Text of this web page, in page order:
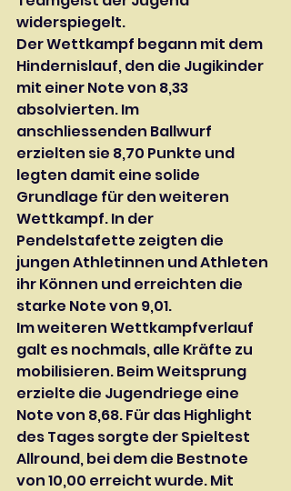
widerspiegelt.
Der Wettkampf begann mit dem
Hindernislauf, den die Jugikinder
mit einer Note von 8,33
absolvierten. Im
anschliessenden Ballwurf
erzielten sie 8,70 Punkte und
legten damit eine solide
Grundlage für den weiteren
Wettkampf. In der
Pendelstafette zeigten die
jungen Athletinnen und Athleten
ihr Können und erreichten die
starke Note von 9,01.
Im weiteren Wettkampfverlauf
galt es nochmals, alle Kräfte zu
mobilisieren. Beim Weitsprung
erzielte die Jugendriege eine
Note von 8,68. Für das Highlight
des Tages sorgte der Spieltest
Allround, bei dem die Bestnote
von 10,00 erreicht wurde. Mit